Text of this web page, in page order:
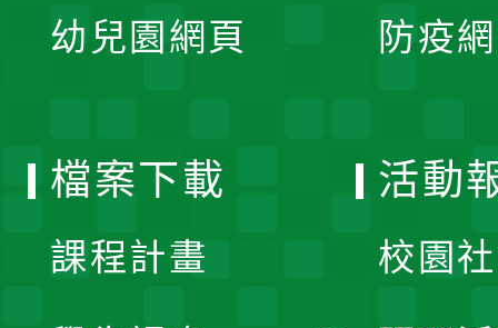
幼兒園網頁 防疫
檔案下載
課程計畫
活動
校園